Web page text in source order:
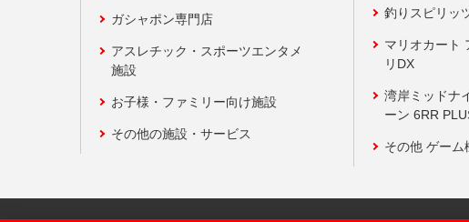
ガシャポン専門店
アスレチック・スポーツエンタメ
施設
お子様・ファミリー向け施設
その他の施設・サービス
釣りスピリッ
マリオカート
リDX
湾岸ミッドナ
ーン 6RR
その他 ゲーム